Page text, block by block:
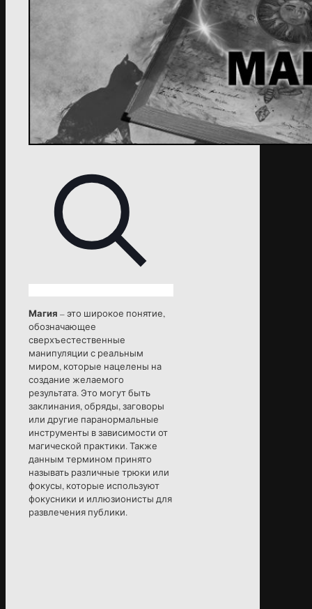
Магия – это широкое понятие,
обозначающее
сверхъестественные
манипуляции с реальным
миром, которые нацелены на
создание желаемого
результата. Это могут быть
заклинания, обряды, заговоры
или другие паранормальные
инструменты в зависимости от
магической практики. Также
данным термином принято
называть различные трюки или
фокусы, которые используют
фокусники и иллюзионисты для
развлечения публики.